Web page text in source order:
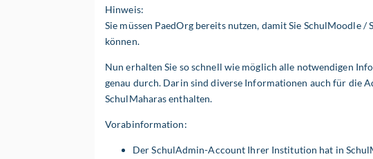
Hinweis:
Sie müssen PaedOrg bereits nutzen, damit Sie SchulMoodle
können.
Nun erhalten Sie so schnell wie möglich alle notwendigen
genau durch. Darin sind diverse Informationen auch für die
SchulMaharas enthalten.
Vorabinformation:
Der SchulAdmin-Account Ihrer Institution hat in